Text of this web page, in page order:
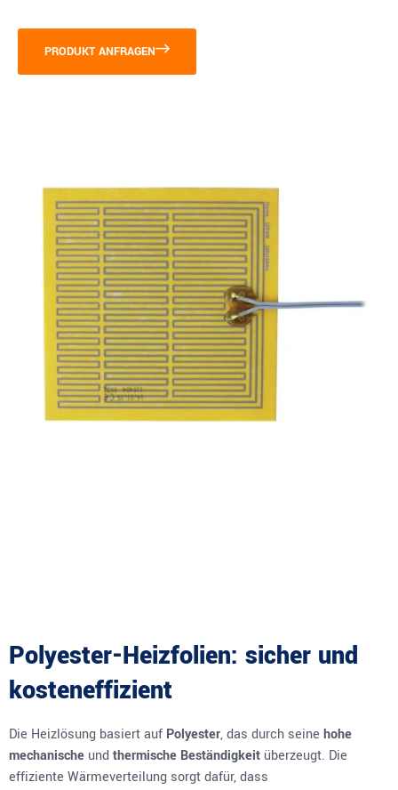
PRODUKT ANFRAGEN
Polyester-Heizfolien: sicher und
kosteneffizient
Die Heizlösung basiert auf Polyester, das durch seine hohe
mechanische und thermische Beständigkeit überzeugt. Die
effiziente Wärmeverteilung sorgt dafür, dass